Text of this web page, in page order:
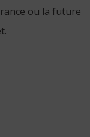
ou la future